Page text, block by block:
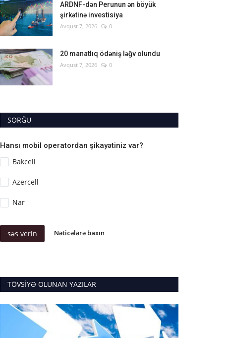
ARDNF-dən Perunun ən böyük
şirkətinə investisiya
Avqust 7, 2026 0
20 manatlıq ödəniş ləğv olundu
Avqust 7, 2026 0
SORĞU
Hansı mobil operatordan şikayətiniz var?
Bakcell
Azercell
Nar
səs verin Nəticələrə baxın
TÖVSIYƏ OLUNAN YAZILAR